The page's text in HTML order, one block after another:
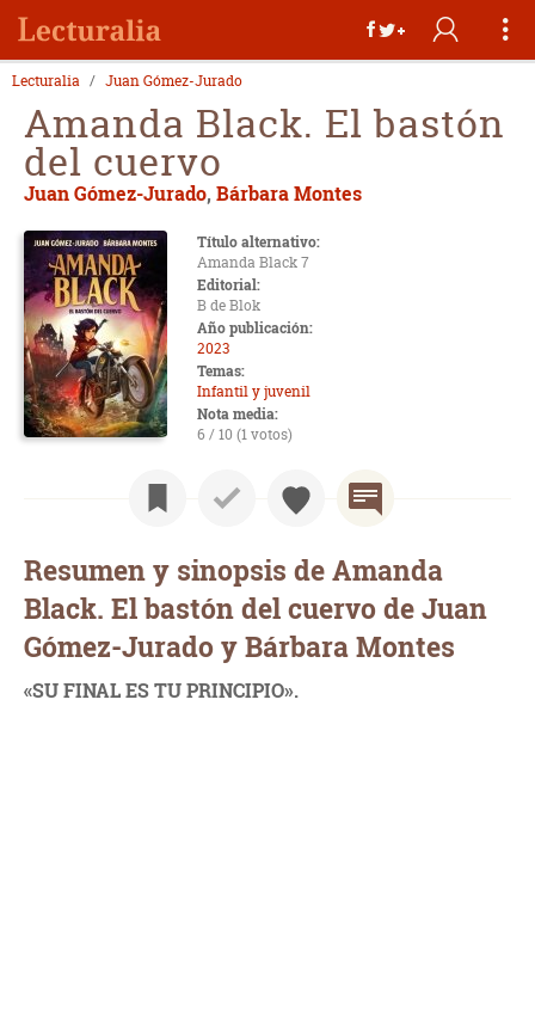
Lecturalia Juan Gómez-Jurado
Amanda Black. El bastón
del cuervo
Juan Gómez-Jurado, Bárbara Montes
Título alternativo:
Amanda Black 7
Editorial:
B de Blok
Año publicación:
2023
Temas:
Infantil y juvenil
Nota media:
6 / 10 (1 votos)
Resumen y sinopsis de Amanda
Black. El bastón del cuervo de Juan
Gómez-Jurado y Bárbara Montes
«SU FINAL ES TU PRINCIPIO».